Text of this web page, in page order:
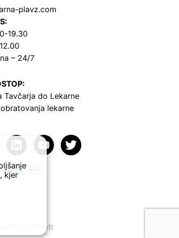
plavz.com
19.30
– 24/7
Tavčarja do Lekarne
lekarne
in piškoti
, kjer